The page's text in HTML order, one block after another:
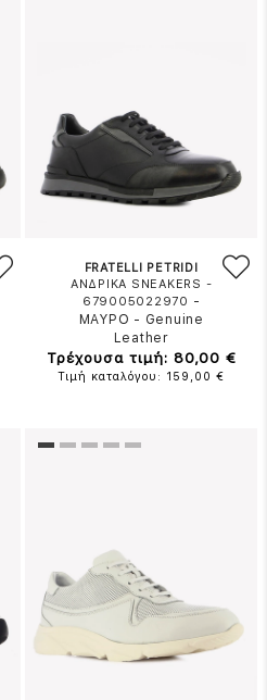
FRATELLI PETRIDI
ΑΝΔΡΙΚΑ SNEAKERS -
679005022970 -
ΜΑΥΡΟ - Genuine
Leather
Τρέχουσα τιμή: 80,00 €
Τιμή καταλόγου: 159,00 €